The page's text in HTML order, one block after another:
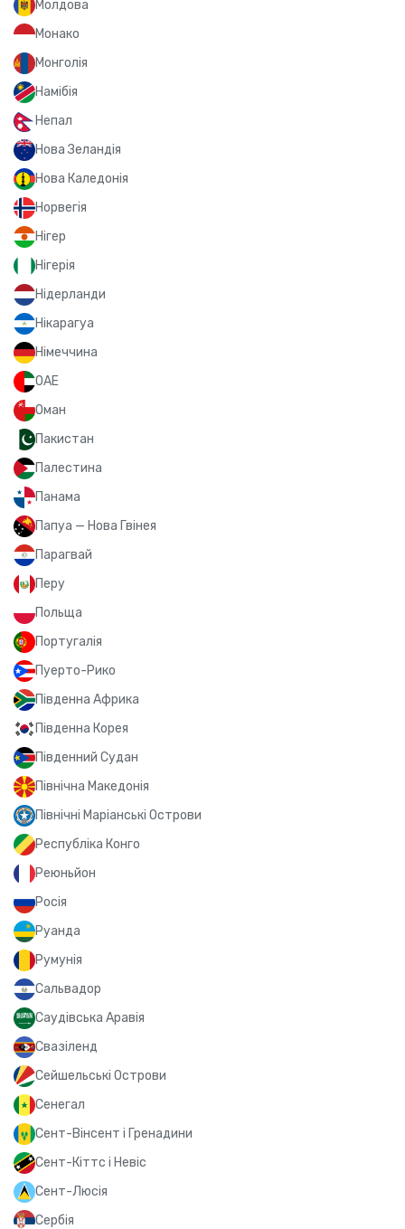
Молдова
Монако
Монголія
Намібія
Непал
Нова Зеландія
Нова Каледонія
Норвегія
Нігер
Нігерія
Нідерланди
Нікарагуа
Німеччина
ОАЕ
Оман
Пакистан
Палестина
Панама
Папуа — Нова Гвінея
Парагвай
Перу
Польща
Португалія
Пуерто-Рико
Південна Африка
Південна Корея
Південний Судан
Північна Македонія
Північні Маріанські Острови
Республіка Конго
Реюньйон
Росія
Руанда
Румунія
Сальвадор
Саудівська Аравія
Свазіленд
Сейшельські Острови
Сенегал
Сент-Вінсент і Гренадини
Сент-Кіттс і Невіс
Сент-Люсія
Сербія